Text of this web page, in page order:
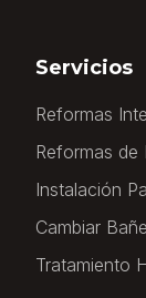
Servicios
Reformas
Reformas de
Instalación
Cambiar
Tratamiento